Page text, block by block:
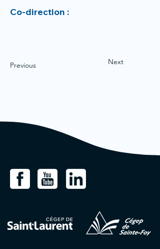
Co-direction :
Previous Next